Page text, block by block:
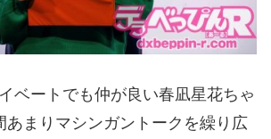
ベートでも仲が良い春凪星花ちゃ
あまりマシンガントークを繰り広